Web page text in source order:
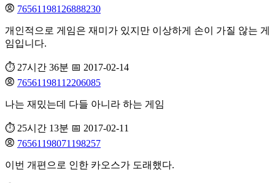
76561198126888230
개인적으로 게임은 재미가 있지만 이상하게 손이 가질 않는 게
임입니다.
⏱️ 27시간 36분 📅 2017-02-14
76561198112206085
나는 재밌는데 다들 아니라 하는 게임
⏱️ 25시간 13분 📅 2017-02-11
76561198071198257
이번 개편으로 인한 카오스가 도래했다.